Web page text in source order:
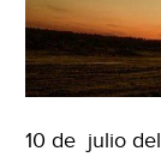
10 de julio